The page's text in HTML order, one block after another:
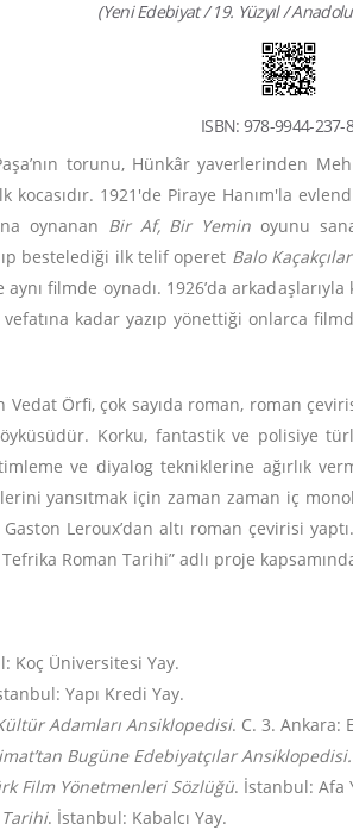
(Yeni Edebiyat / 19. Yüzyıl /
ISBN: 978-9944-237-
torunu, Hünkâr yaverlerinden
ilk kocasıdır. 1921'de Piraye Hanım'la
oynanan Bir Af, Bir Yeminoyunu
bestelediği ilk telif operet Balo
filmde oynadı. 1926’da
kadar yazıp yönettiği onlarca
Örfi, çok sayıda roman, roman
Korku, fantastik ve polisiye
ve diyalog tekniklerine ağırlık
yansıtmak için zaman zaman iç
Leroux’dan altı roman çevirisi
Roman Tarihi” adlı proje
Koç Üniversitesi Yay.
Yapı Kredi Yay.
Adamları Ansiklopedisi. C. 3. Ankara:
Bugüne Edebiyatçılar Ansiklopedisi.
Film Yönetmenleri Sözlüğü. İstanbul: Afa
. İstanbul: Kabalcı Yay.